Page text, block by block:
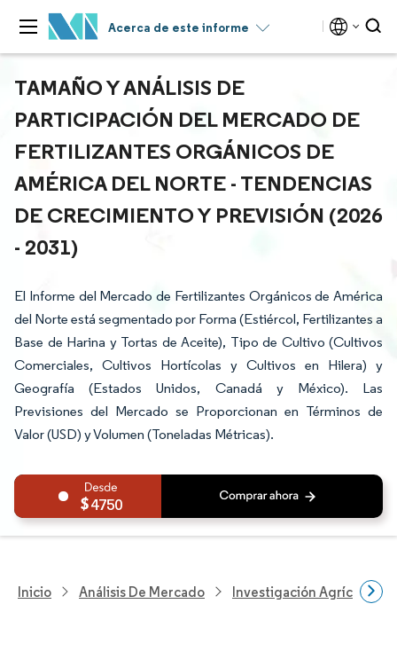
Acerca de este informe
TAMAÑO Y ANÁLISIS DE
PARTICIPACIÓN DEL MERCADO DE
FERTILIZANTES ORGÁNICOS DE
AMÉRICA DEL NORTE - TENDENCIAS
DE CRECIMIENTO Y PREVISIÓN (2026
- 2031)
El Informe del Mercado de Fertilizantes Orgánicos de América
del Norte está segmentado por Forma (Estiércol, Fertilizantes a
Base de Harina y Tortas de Aceite), Tipo de Cultivo (Cultivos
Comerciales, Cultivos Hortícolas y Cultivos en Hilera) y
Geografía (Estados Unidos, Canadá y México). Las
Previsiones del Mercado se Proporcionan en Términos de
Valor (USD) y Volumen (Toneladas Métricas).
4750
Inicio Análisis De Mercado Investigación Agrícola